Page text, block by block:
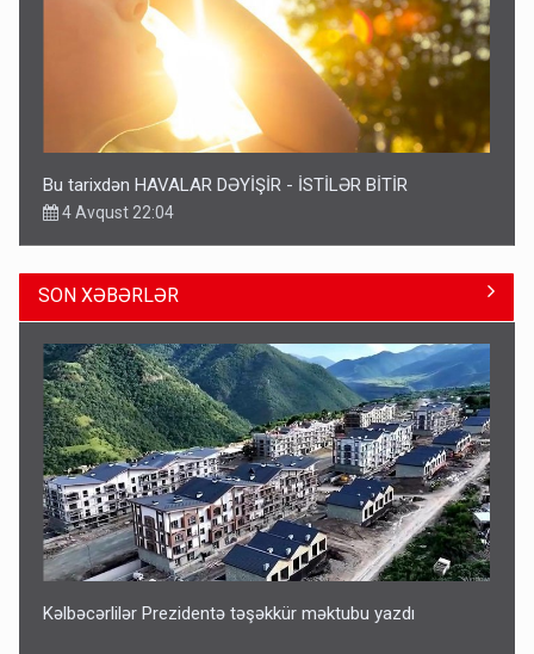
Bu tarixdən HAVALAR DƏYİŞİR - İSTİLƏR BİTİR
4 Avqust 22:04
ŞOK! David Seliverstov ölkədən qaçdı
6 Avqust 14:14
SON XƏBƏRLƏR
Kəlbəcərlilər Prezidentə təşəkkür məktubu yazdı